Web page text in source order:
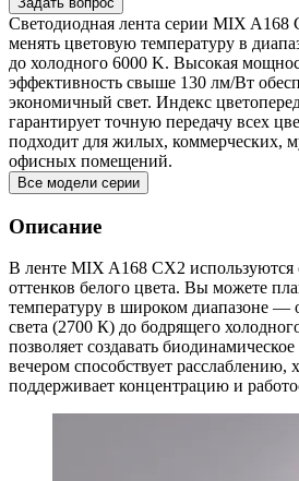
Светодиодная лента серии MIX A168
менять цветовую температуру в
до холодного 6000 K. Высокая
эффективность свыше 130 лм/Вт
экономичный свет. Индекс
гарантирует точную передачу всех
подходит для жилых, коммерческих,
офисных помещений.
Все модели серии
Описание
В ленте MIX A168 CX2 используются
оттенков белого цвета. Вы можете
температуру в широком диапазоне —
света (2700 К) до бодрящего
позволяет создавать
вечером способствует
поддерживает концентрацию и